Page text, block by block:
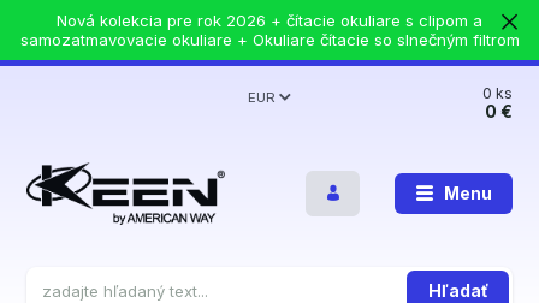
Nová kolekcia pre rok 2026 + čítacie okuliare s clipom a
samozatmavovacie okuliare + Okuliare čítacie so slnečným filtrom
Menu
EUR
Hľadať
0ks
0 €